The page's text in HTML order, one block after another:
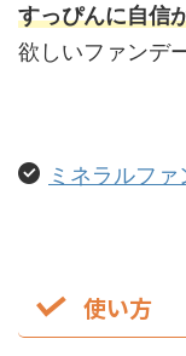
すっぴんに自信
欲しいファンデ
ミネラルフ
使い方